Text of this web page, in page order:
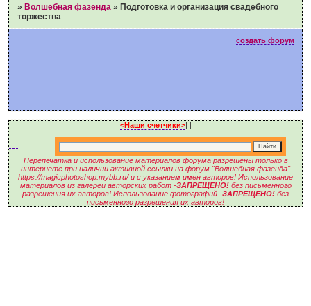
»Волшебная фазенда »Подготовка и организация свадебного
торжества
создать форум
<Наши счетчики>| |
Перепечатка и использование материалов форума разрешены только в
интернете при наличии активной ссылки на форум "Волшебная фазенда"
https://magicphotoshop.mybb.ru/ и с указанием имен авторов! Использование
материалов из галереи авторских работ -ЗАПРЕЩЕНО!без письменного
разрешения их авторов! Использование фотографий -ЗАПРЕЩЕНО! без
письменного разрешения их авторов!